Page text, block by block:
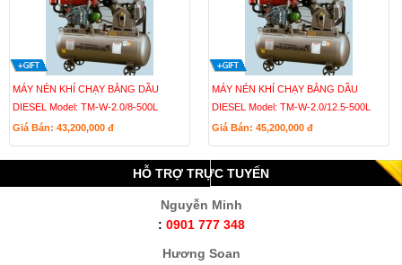
MÁY NÉN KHÍ CHẠY BẰNG DẦU
DIESEL Model: TM-W-2.0/8-500L
Giá Bán: 43,200,000 đ
MÁY NÉN KHÍ CHẠY BẰNG DẦU
DIESEL Model: TM-W-2.0/12.5-500L
Giá Bán: 45,200,000 đ
HỖ TRỢ TRỰC TUYẾN
Nguyễn Minh
: 0901 777 348
Hương Soan